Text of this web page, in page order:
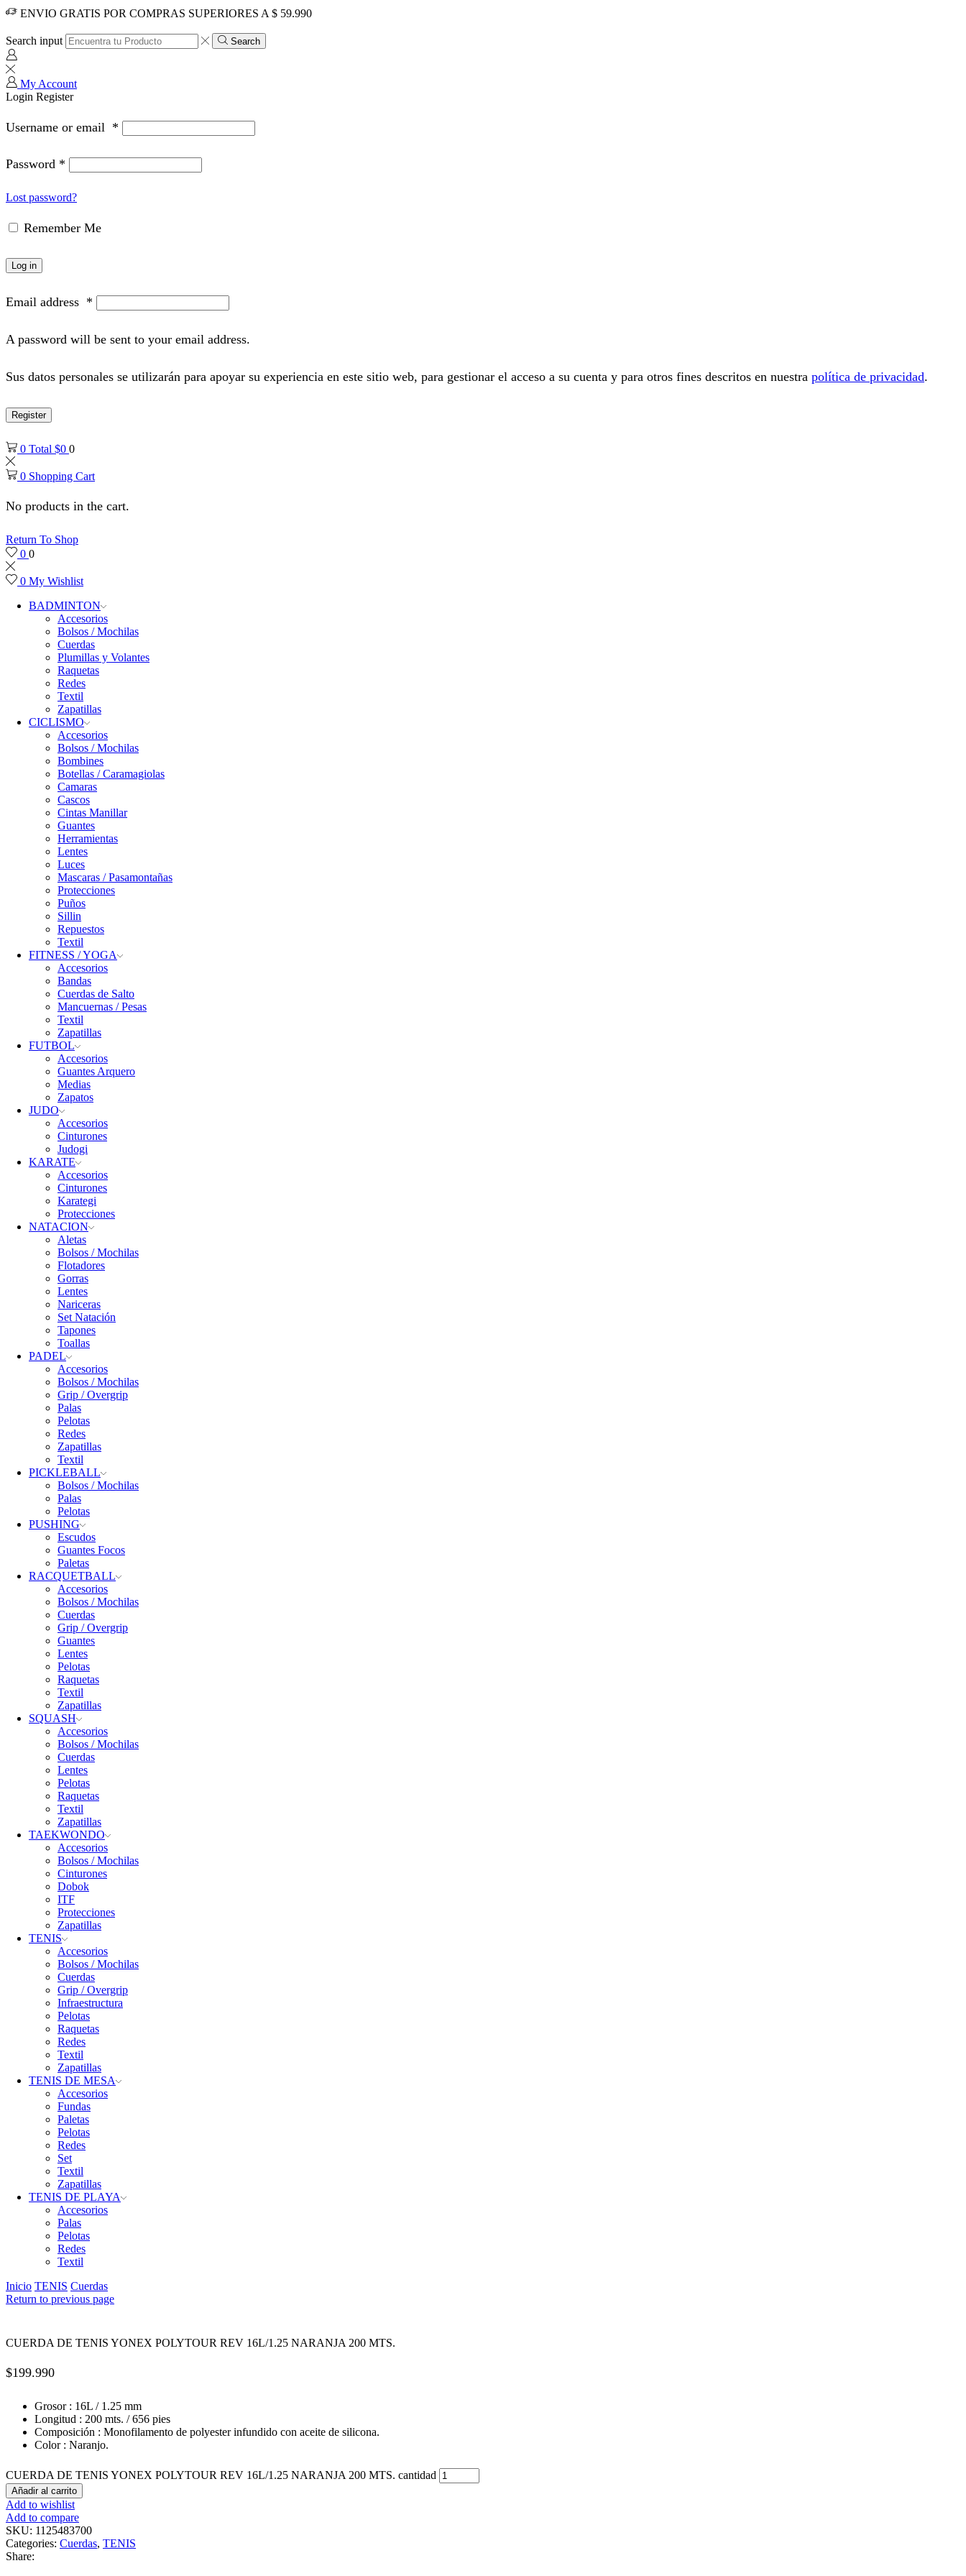
ENVIO GRATIS POR COMPRAS SUPERIORES A $ 59.990
Search input Search
My Account
Login Register
Username or email *
Password *
Lost password?
Remember Me
Log in
Email address *
A password will be sent to your email address.
Sus datos personales se utilizarán para apoyar su experiencia en este sitio web, para gestionar el acceso a su cuenta y para otros fines descritos en nuestra política de privacidad.
Register
0 Total $0 0
0 Shopping Cart
No products in the cart.
Return To Shop
0 0
0 My Wishlist
BADMINTON
Accesorios
Bolsos / Mochilas
Cuerdas
Plumillas y Volantes
Raquetas
Redes
Textil
Zapatillas
CICLISMO
Accesorios
Bolsos / Mochilas
Bombines
Botellas / Caramagiolas
Camaras
Cascos
Cintas Manillar
Guantes
Herramientas
Lentes
Luces
Mascaras / Pasamontañas
Protecciones
Puños
Sillin
Repuestos
Textil
FITNESS / YOGA
Accesorios
Bandas
Cuerdas de Salto
Mancuernas / Pesas
Textil
Zapatillas
FUTBOL
Accesorios
Guantes Arquero
Medias
Zapatos
JUDO
Accesorios
Cinturones
Judogi
KARATE
Accesorios
Cinturones
Karategi
Protecciones
NATACION
Aletas
Bolsos / Mochilas
Flotadores
Gorras
Lentes
Nariceras
Set Natación
Tapones
Toallas
PADEL
Accesorios
Bolsos / Mochilas
Grip / Overgrip
Palas
Pelotas
Redes
Zapatillas
Textil
PICKLEBALL
Bolsos / Mochilas
Palas
Pelotas
PUSHING
Escudos
Guantes Focos
Paletas
RACQUETBALL
Accesorios
Bolsos / Mochilas
Cuerdas
Grip / Overgrip
Guantes
Lentes
Pelotas
Raquetas
Textil
Zapatillas
SQUASH
Accesorios
Bolsos / Mochilas
Cuerdas
Lentes
Pelotas
Raquetas
Textil
Zapatillas
TAEKWONDO
Accesorios
Bolsos / Mochilas
Cinturones
Dobok
ITF
Protecciones
Zapatillas
TENIS
Accesorios
Bolsos / Mochilas
Cuerdas
Grip / Overgrip
Infraestructura
Pelotas
Raquetas
Redes
Textil
Zapatillas
TENIS DE MESA
Accesorios
Fundas
Paletas
Pelotas
Redes
Set
Textil
Zapatillas
TENIS DE PLAYA
Accesorios
Palas
Pelotas
Redes
Textil
Inicio TENIS Cuerdas
Return to previous page
CUERDA DE TENIS YONEX POLYTOUR REV 16L/1.25 NARANJA 200 MTS.
$199.990
Grosor : 16L / 1.25 mm
Longitud : 200 mts. / 656 pies
Composición : Monofilamento de polyester infundido con aceite de silicona.
Color : Naranjo.
CUERDA DE TENIS YONEX POLYTOUR REV 16L/1.25 NARANJA 200 MTS. cantidad
Añadir al carrito
Add to wishlist
Add to compare
SKU: 1125483700
Categories: Cuerdas, TENIS
Share: